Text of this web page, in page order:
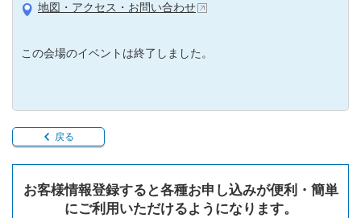
地図・アクセス・お問い合わせ
この会場のイベントは終了しました。
戻る
お客様情報登録すると各種お申し込みが便利・簡単
にご利用いただけるようになります。